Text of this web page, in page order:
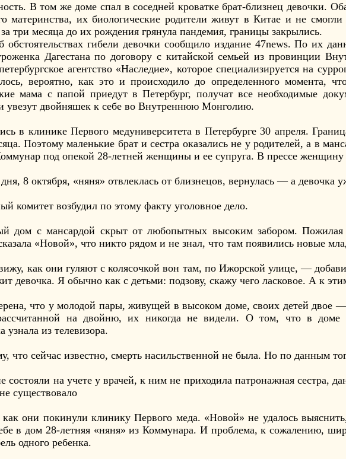
В том же доме спал в соседней кроватке брат-близнец девочки.
материнства, их биологические родители живут в Китае и не
три месяца до их рождения грянула пандемия, границы закрылись.
обстоятельствах гибели девочки сообщило издание 47news. По их
Дагестана по договору с китайской семьей из провинции
агентство «Наследие», которое специализируется на
вероятно, как это и происходило до определенного момента,
мама с папой приедут в Петербург, получат все необходимые
увезут двойняшек к себе во Внутреннюю Монголию.
в клинике Первого медуниверситета в Петербурге 30 апреля.
Поэтому маленькие брат и сестра оказались не у родителей, а в
под опекой 28-летней женщины и ее супруга. В прессе женщину
8 октября, «няня» отвлеклась от близнецов, вернулась — а девочка
комитет возбудил по этому факту уголовное дело.
дом с мансардой скрыт от любопытных высоким забором. Пожилая
«Новой», что никто рядом и не знал, что там появились новые
как они гуляют с колясочкой вон там, по Ижорской улице, —
девочка. Я обычно как с детьми: подзову, скажу чего ласковое. А к
что у молодой пары, живущей в высоком доме, своих детей двое
на двойню, их никогда не видели. О том, что в
узнала из телевизора.
что сейчас известно, смерть насильственной не была. Но по данным
состояли на учете у врачей, к ним не приходила патронажная сестра,
существовало
как они покинули клинику Первого меда. «Новой» не удалось
в дом 28-летняя «няня» из Коммунара. И проблема, к сожалению,
одного ребенка.